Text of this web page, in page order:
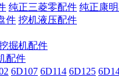
纯正三菱零配件 纯正康
件 挖机液压配件
掘机配件
配件
6D107 6D114 6D125